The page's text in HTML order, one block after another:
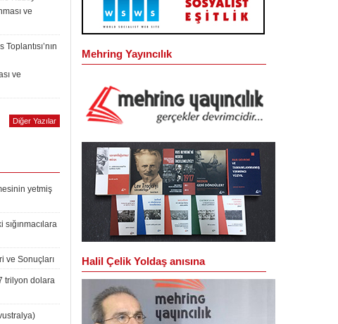
ve
ve
Diğer Yazılar
yetmiş
sığınmacılara
ve Sonuçları
trilyon dolara
Mehring Yayıncılık
Halil Çelik Yoldaş anısına